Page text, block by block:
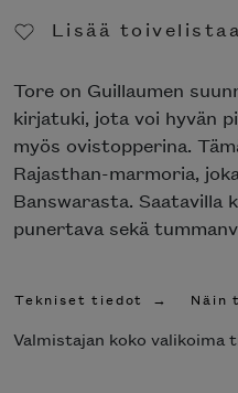
Lisää
Tore on Guillaumen
kirjatuki, jota voi hyvän
myös ovistopperina.
Rajasthan-marmoria,
Banswarasta. Saatavilla
punertava sekä
Tekniset tiedot Näin
Valmistajan koko valikoima